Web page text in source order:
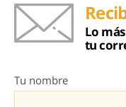
Lo
tu
Tu nombre